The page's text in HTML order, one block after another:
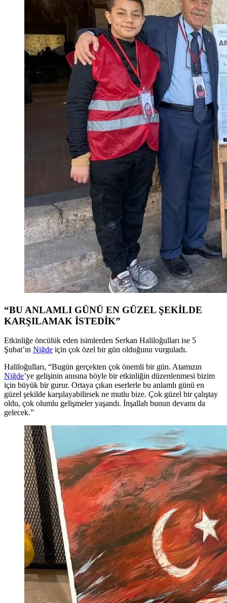
“BU ANLAMLI GÜNÜ EN GÜZEL ŞEKİLDE
KARŞILAMAK İSTEDİK”
Etkinliğe öncülük eden isimlerden Serkan Haliloğulları ise 5
Şubat’ın Niğde için çok özel bir gün olduğunu vurguladı.
Haliloğulları, “Bugün gerçekten çok önemli bir gün. Atamızın
Niğde’ye gelişinin anısına böyle bir etkinliğin düzenlenmesi bizim
için büyük bir gurur. Ortaya çıkan eserlerle bu anlamlı günü en
güzel şekilde karşılayabilirsek ne mutlu bize. Çok güzel bir çalıştay
oldu, çok olumlu gelişmeler yaşandı. İnşallah bunun devamı da
gelecek.”